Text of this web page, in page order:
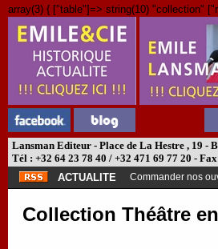
array(3) { ["table"]=> string(10) "collection"
Lansman Editeur - Place de La Hestre , 19 -
Tél : +32 64 23 78 40 / +32 471 69 77 20 -
ACTUALITE Abonnement
Collection Théâtre